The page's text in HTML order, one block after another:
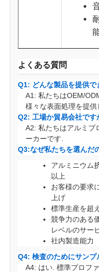
よくある質問
Q1: どんな製品を提供で
A1: 私たちはOEM/
様々な表面処理を提供
Q2: 工場か貿易会社です
A2: 私たちはアルミプ
ーカーです.
Q3:なぜ私たちを選んだ
アルミニウム
以上
お客様の要求
上げ
標準生産を超
競争力のある
レベルのサー
社内製造能力
Q4: 検査のためにサン
A4: はい. 標準プロフ